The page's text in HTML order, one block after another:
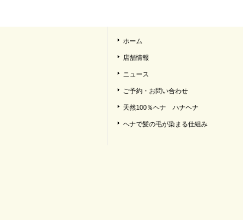
ホーム
店舗情報
ニュース
ご予約・お問い合わせ
天然100％ヘナ ハナヘナ
ヘナで髪の毛が染まる仕組み